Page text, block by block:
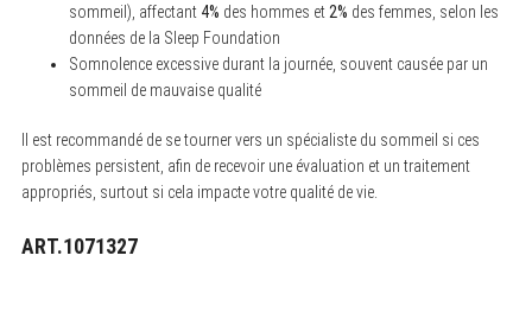
sommeil), affectant 4% des hommes et 2% des femmes, selon les
données de la Sleep Foundation
Somnolence excessive durant la journée, souvent causée par un
sommeil de mauvaise qualité
Il est recommandé de se tourner vers un spécialiste du sommeil si ces
problèmes persistent, afin de recevoir une évaluation et un traitement
appropriés, surtout si cela impacte votre qualité de vie.
ART.1071327